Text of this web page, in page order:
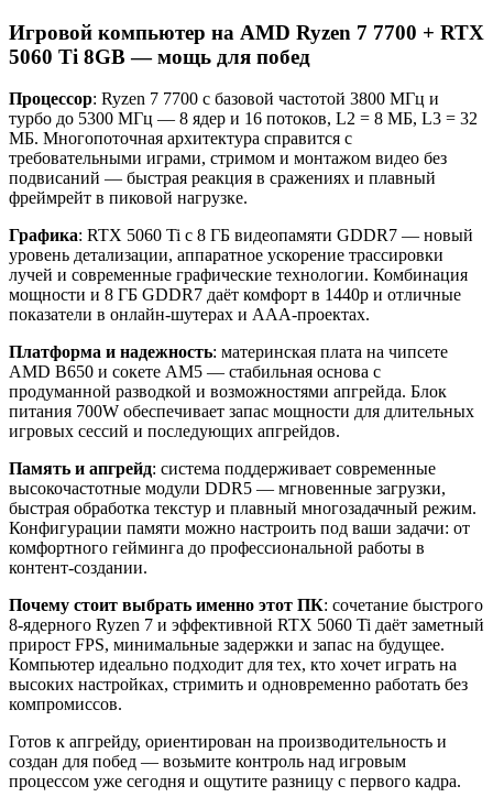
Игровой компьютер на AMD Ryzen 7 7700 + RTX
5060 Ti 8GB — мощь для побед
Процессор: Ryzen 7 7700 с базовой частотой 3800 МГц и
турбо до 5300 МГц — 8 ядер и 16 потоков, L2 = 8 МБ, L3 = 32
МБ. Многопоточная архитектура справится с
требовательными играми, стримом и монтажом видео без
подвисаний — быстрая реакция в сражениях и плавный
фреймрейт в пиковой нагрузке.
Графика: RTX 5060 Ti с 8 ГБ видеопамяти GDDR7 — новый
уровень детализации, аппаратное ускорение трассировки
лучей и современные графические технологии. Комбинация
мощности и 8 ГБ GDDR7 даёт комфорт в 1440p и отличные
показатели в онлайн‑шутерах и AAA‑проектах.
Платформа и надежность: материнская плата на чипсете
AMD B650 и сокете AM5 — стабильная основа с
продуманной разводкой и возможностями апгрейда. Блок
питания 700W обеспечивает запас мощности для длительных
игровых сессий и последующих апгрейдов.
Память и апгрейд: система поддерживает современные
высокочастотные модули DDR5 — мгновенные загрузки,
быстрая обработка текстур и плавный многозадачный режим.
Конфигурации памяти можно настроить под ваши задачи: от
комфортного гейминга до профессиональной работы в
контент‑создании.
Почему стоит выбрать именно этот ПК: сочетание быстрого
8‑ядерного Ryzen 7 и эффективной RTX 5060 Ti даёт заметный
прирост FPS, минимальные задержки и запас на будущее.
Компьютер идеально подходит для тех, кто хочет играть на
высоких настройках, стримить и одновременно работать без
компромиссов.
Готов к апгрейду, ориентирован на производительность и
создан для побед — возьмите контроль над игровым
процессом уже сегодня и ощутите разницу с первого кадра.